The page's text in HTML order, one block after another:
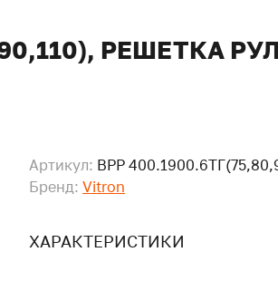
РЕШЕТКА
Артикул: ВРР
Бренд: Vitron
ХАРАКТЕРИСТИКИ